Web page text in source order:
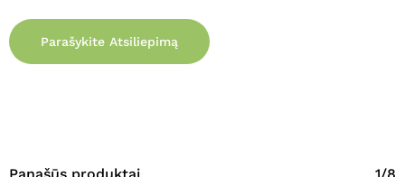
Parašykite Atsiliepimą